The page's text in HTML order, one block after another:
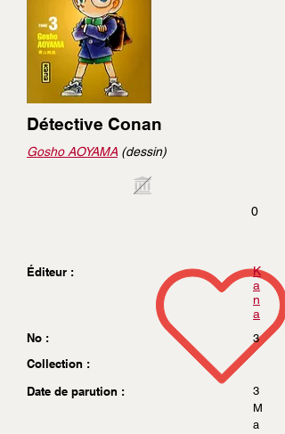
Détective Conan
Gosho AOYAMA (dessin)
0
Éditeur :
K
a
n
a
No :
3
Collection :
Date de parution :
3
M
a